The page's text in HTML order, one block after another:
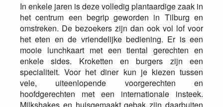
In enkele jaren is deze volledig plantaardige zaak in
het centrum een begrip geworden in Tilburg en
omstreken. De bezoekers zijn dan ook vol lof voor
het eten en de vriendelijke bediening. Er is een
mooie lunchkaart met een tiental gerechten en
enkele sides. Kroketten en burgers zijn een
specialiteit. Voor het diner kun je kiezen tussen
vele, uiteenlopende voorgerechten en
hoofdgerechten met een internationale insteek.